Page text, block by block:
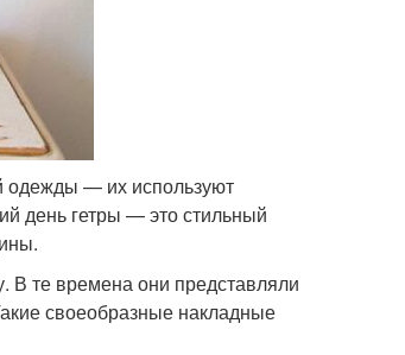
одежды — их используют
день гетры — это стильный
В те времена они представляли
своеобразные накладные